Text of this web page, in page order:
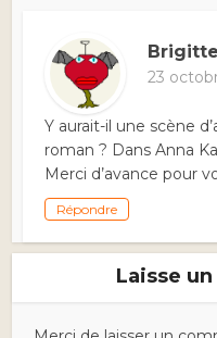
Brigitte
23
Y aurait-il une scène
roman ? Dans Anna
Merci d’avance pour
Répondre
Laisse